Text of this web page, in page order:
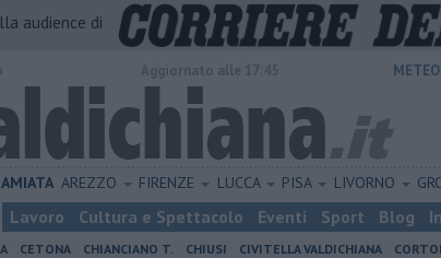
audience di
AMIATA AREZZO FIRENZE LUCCA PISA LIVORNO
Lavoro Cultura e Spettacolo Eventi Sport Blog
CETONA CHIANCIANO T. CHIUSI CIVITELLA VALDICHIANA